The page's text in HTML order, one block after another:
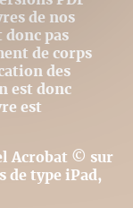
de nos
pas
de corps
des
est donc
est
Acrobat © sur
de type iPad,